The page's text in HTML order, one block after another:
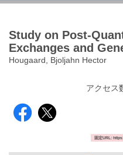
Study on Post-
Exchanges and
Hougaard, Bjoljahn Hector
アクセス
固定URL: